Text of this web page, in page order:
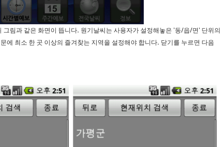
그림과 같은 화면이 뜹니다. 원기날씨는 사용자가 설정해놓은 '동/읍/면' 단위의
에 최소 한 곳 이상의 즐겨찾는 지역을 설정해야 합니다. 닫기를 누르면 다음